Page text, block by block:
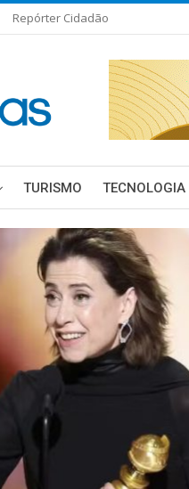
Repórter Cidadão
TURISMO TECNOLOGIA